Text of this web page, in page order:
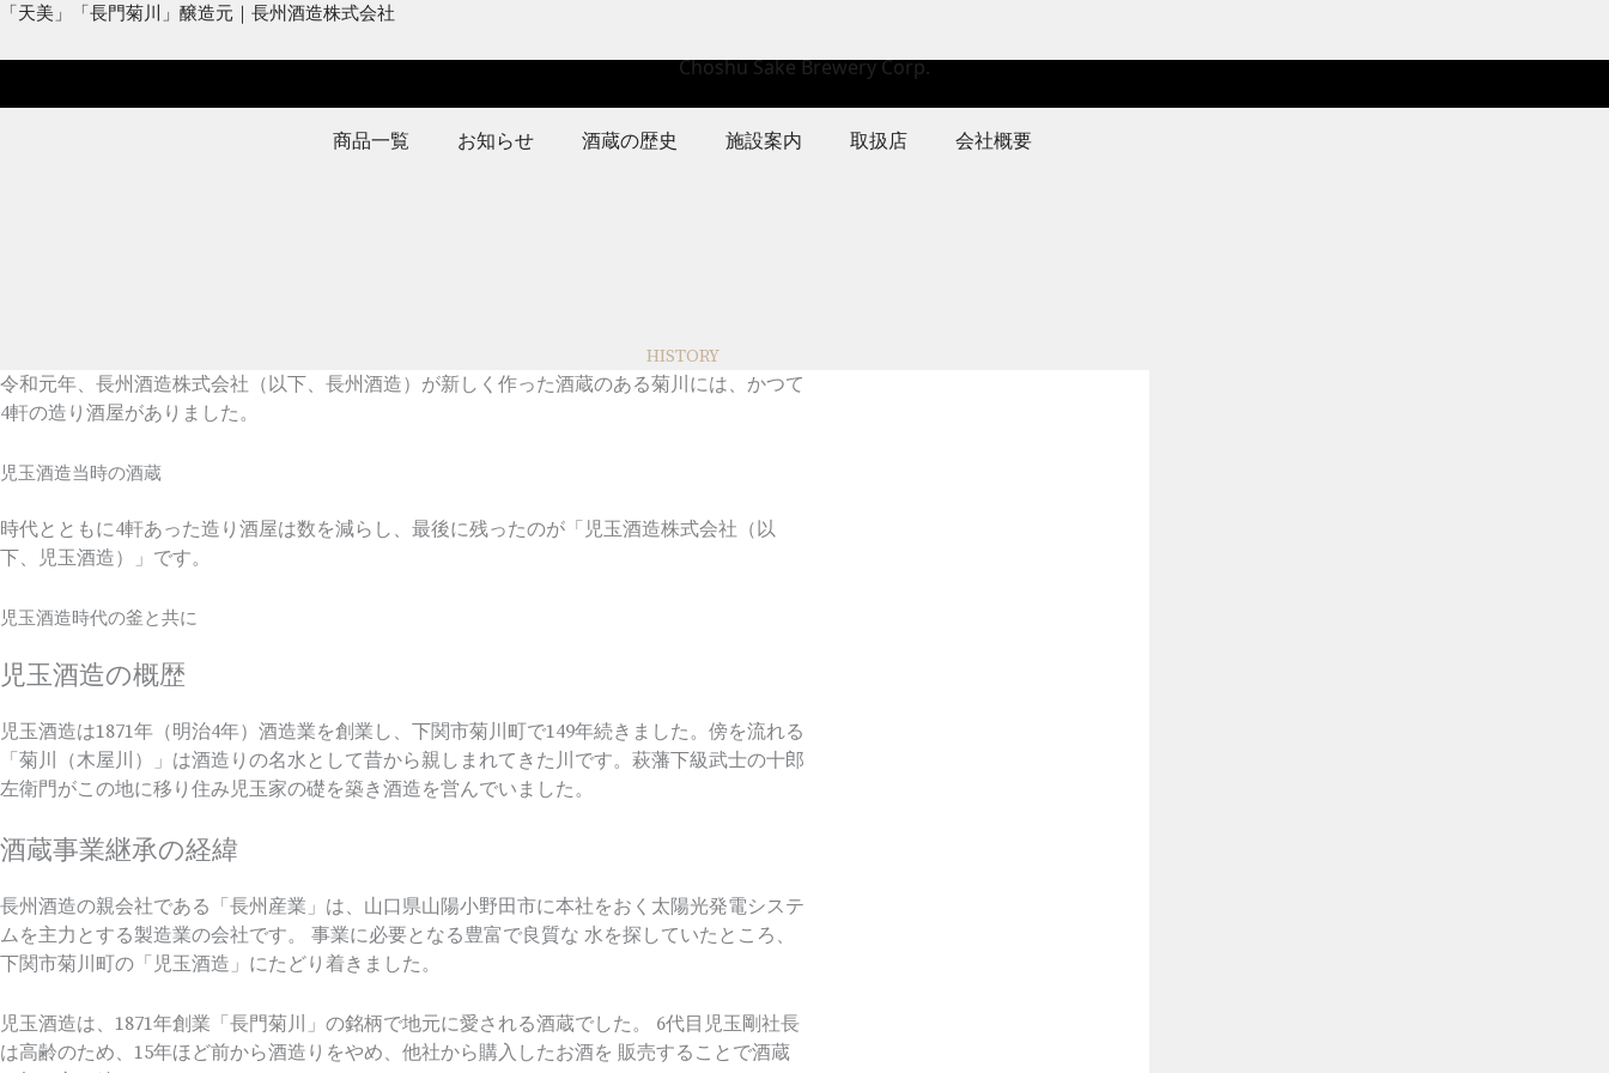
内「天美」「長門菊川」醸造元｜長州酒造株式会社
Choshu Sake Brewery Corp.
商品一覧 お知らせ 酒蔵の歴史 施設案内 取扱店 会社概要
HISTORY
令和元年、長州酒造株式会社（以下、長州酒造）が新しく作った酒蔵のある菊川には、かつて
4軒の造り酒屋がありました。
児玉酒造当時の酒蔵
時代とともに4軒あった造り酒屋は数を減らし、最後に残ったのが「児玉酒造株式会社（以
下、児玉酒造）」です。
児玉酒造時代の釜と共に
児玉酒造の概歴
児玉酒造は1871年（明治4年）酒造業を創業し、下関市菊川町で149年続きました。傍を流れる
「菊川（木屋川）」は酒造りの名水として昔から親しまれてきた川です。萩藩下級武士の十郎
左衛門がこの地に移り住み児玉家の礎を築き酒造を営んでいました。
酒蔵事業継承の経緯
長州酒造の親会社である「長州産業」は、山口県山陽小野田市に本社をおく太陽光発電システ
ムを主力とする製造業の会社です。 事業に必要となる豊富で良質な 水を探していたところ、
下関市菊川町の「児玉酒造」にたどり着きました。
児玉酒造は、1871年創業「長門菊川」の銘柄で地元に愛される酒蔵でした。 6代目児玉剛社長
は高齢のため、15年ほど前から酒造りをやめ、他社から購入したお酒を 販売することで酒蔵